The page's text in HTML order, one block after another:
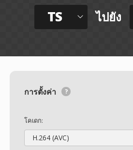
TS ไปยัง
การตั้งค่า
โคเดก:
H.264 (AVC)